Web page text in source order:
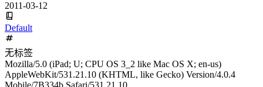
2011-03-12
Default
无标签
Mozilla/5.0 (iPad; U; CPU OS 3_2 like Mac OS X; en-us)
AppleWebKit/531.21.10 (KHTML, like Gecko) Version/4.0.4